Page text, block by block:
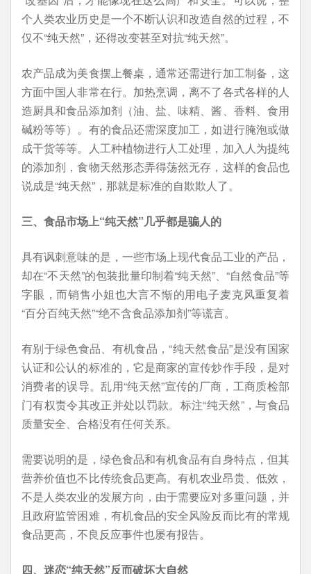
个人类农业历史是一个不断认识和改造自然的过程，不
仅不“纯天然”，还得改变甚至对抗“纯天然”。
农产品成为美食摆上餐桌，通常还需进行加工制备，这
方面中国人非常在行。加热烹调，离不了各式各样的人
造厨具和食品添加剂（油、盐、味精、酱、香料、食用
碱粉等等）。有的食品还需深度加工，如进行腌泡或做
成干货等等。人工种植物进行人工处理，加入人为提纯
的添加剂，食物天然形态弄得荡然无存，这样的食品也
说成是“纯天然”，那就是标准的自欺欺人了。
三、食品市场上“纯天然”几乎都是骗人的
具有讽刺意味的是，一些市场上现代食品工业的产品，
却在“不天然”的包装批量印制着“纯天然”、“自然食品”等
字眼，而销售小姐也大言不惭的用电子麦克风重复着
“百分百纯天然”“绝不含食品添加剂”等谎言。
有别于绿色食品、有机食品，“纯天然食品”是没有国家
认证和公认的标准的，它是商家的宣传炒作手段，是对
消费者的误导。乱用“纯天然”宣传的厂商，工商质检部
门有权责令其改正并处以罚款。标注“纯天然”，与食品
质量安全、合格没有任何关系。
需要说明的是，绿色食品和有机食品有自身特点，但其
营养价值也不比传统食品更高。有机农业昂贵、低效，
不是人类农业的发展方向，由于需要应对多重问题，并
且政府监管困难，有机食品的安全风险反而比有的常规
食品更高，不良反应事件也屡有报告。
四、迷恋“纯天然”反而破坏大自然